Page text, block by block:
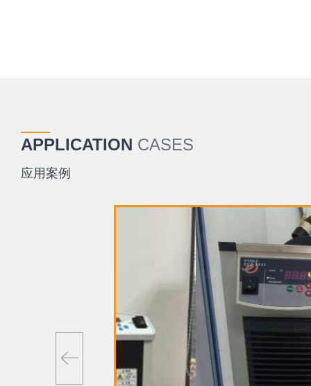
APPLICATION CASES
应用案例